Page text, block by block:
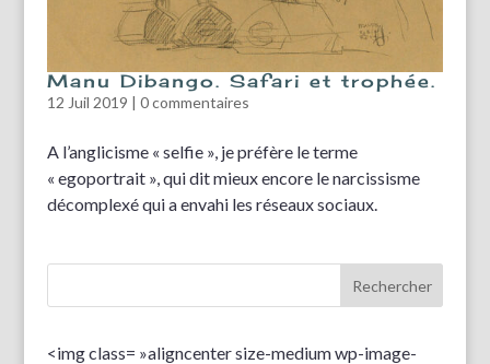
Manu Dibango. Safari et trophée.
12 Juil 2019 | 0 commentaires
A l’anglicisme « selfie », je préfère le terme
« egoportrait », qui dit mieux encore le narcissisme
décomplexé qui a envahi les réseaux sociaux.
<img class= »aligncenter size-medium wp-image-